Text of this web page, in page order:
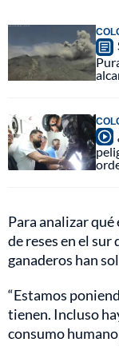
Para analizar
de reses en el
ganaderos han
“Estamos
tienen. Incluso
consumo